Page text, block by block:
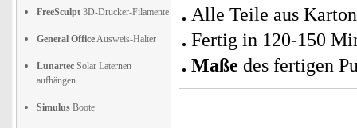
FreeSculpt 3D-Drucker-Filamente
General OfficeAusweis-Halter
Lunartec Solar Laternen
aufhängen
Simulus Boote
Alle Teile aus
Fertig in 120-150
Maße des fertigen